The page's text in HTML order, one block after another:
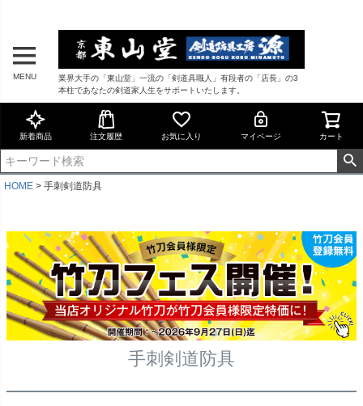
MENU
業界大手の「東山堂」一流の「剣道具職人」有段者の「店長」の3
本柱であなたの剣道家人生をサポートいたします。
新着商品 注文履歴 お気に入り マイページ カート
HOME 手刺剣道防具
手刺剣道防具